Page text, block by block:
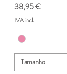
Preço
38,95 €
IVA incl.